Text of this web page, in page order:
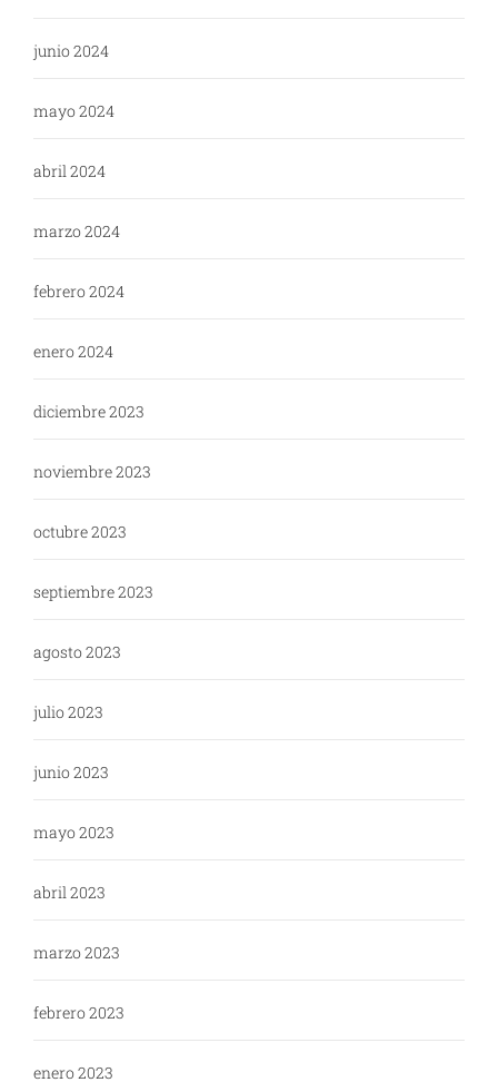
junio 2024
mayo 2024
abril 2024
marzo 2024
febrero 2024
enero 2024
diciembre 2023
noviembre 2023
octubre 2023
septiembre 2023
agosto 2023
julio 2023
junio 2023
mayo 2023
abril 2023
marzo 2023
febrero 2023
enero 2023